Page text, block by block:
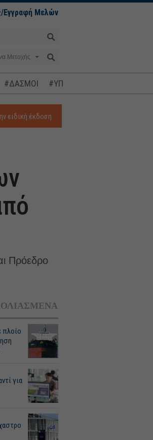
Εγγραφή Μελών
#ΔΑΣΜΟΙ #ΥΠΟΚΛΟΠΕΣ
ειδική έκδοση
Πρόεδρο
πλοίο
για